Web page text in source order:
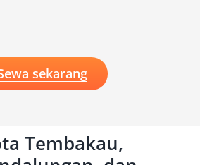
dan efisiensi dalam
sekarang
Tembakau,